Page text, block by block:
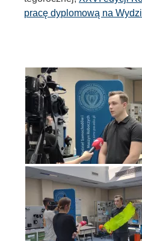
pracę dyplomową na